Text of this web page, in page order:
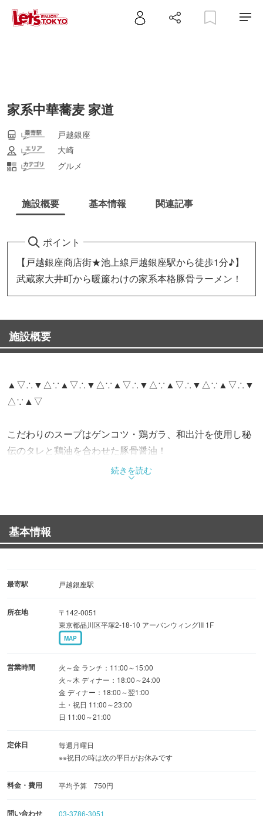
家系中華蕎麦 家道
戸越銀座
大崎
グルメ
施設概要 基本情報 関連記事
ポイント
【戸越銀座商店街★池上線戸越銀座駅から徒歩1分♪】
武蔵家大井町から暖簾わけの家系本格豚骨ラーメン！
施設概要
▲▽∴▼△∵▲▽∴▼△∵▲▽∴▼△∵▲▽∴▼△∵▲▽∴▼
△∵▲▽
こだわりのスープはゲンコツ・鶏ガラ、和出汁を使用し秘
伝のタレと鶏油を合わせた豚骨醤油！
麺は酒井製麺の中太ストレート麺を使用しており相性バッ
おすすめはキャベツと味玉の入ったボリューム満点の「得
得ラーメン」！！
さい♪
「お腹」も「心」も満足してもらうことをモットーに戸越
銀座の商店街に愛されるよう従業員一同心がけています。
皆様のご来店を心よりお待ちしております。
▲▽∴▼△∵▲▽∴▼△∵▲▽∴▼△∵▲▽∴▼△∵▲▽∴▼
続きを読む
基本情報
最寄駅 戸越銀座駅
所在地
〒142-0051
東京都品川区平塚2-18-10 アーバンウィングIII 1F
MAP
営業時間
火～金 ランチ：11:00～15:00
火～木 ディナー：18:00～24:00
金 ディナー：18:00～翌1:00
土・祝日 11:00～23:00
日 11:00～21:00
定休日
毎週月曜日
※※祝日の時は次の平日がお休みです
料金・費用 平均予算 750円
問い合わせ 03-3786-3051